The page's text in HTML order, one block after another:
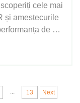
cele mai
și amestecurile
de ab
... 13 Next